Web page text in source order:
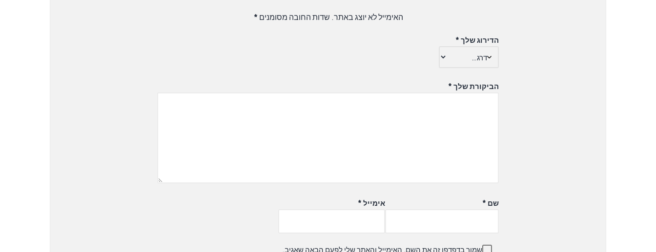
האימייל לא יוצג באתר. שדות החובה מסומנים *
הדירוג שלך *
הביקורת שלך *
שם * אימייל *
שמור בדפדפן זה את השם, האימייל והאתר שלי לפעם הבאה שאגיב.